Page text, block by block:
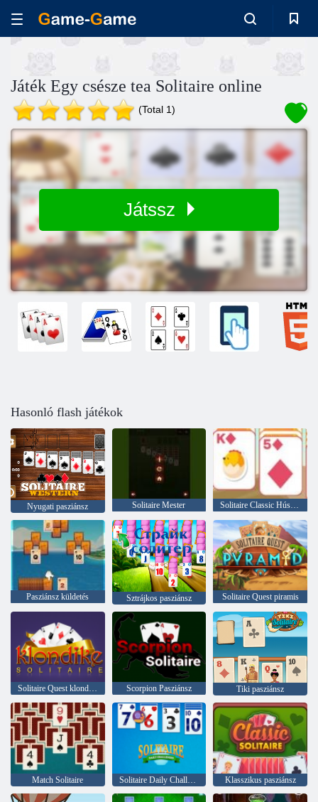
Játék Egy csésze tea Solitaire online
(Total 1)
Játssz
Hasonló flash játékok
Nyugati pasziánsz Solitaire Mester Solitaire Classic Húsvét
Pasziánsz küldetés Sztrájkos pasziánsz Solitaire Quest piramis
Solitaire Quest klondike Scorpion Pasziánsz Tiki pasziánsz
Match Solitaire Solitaire Daily Challenge Klasszikus pasziánsz